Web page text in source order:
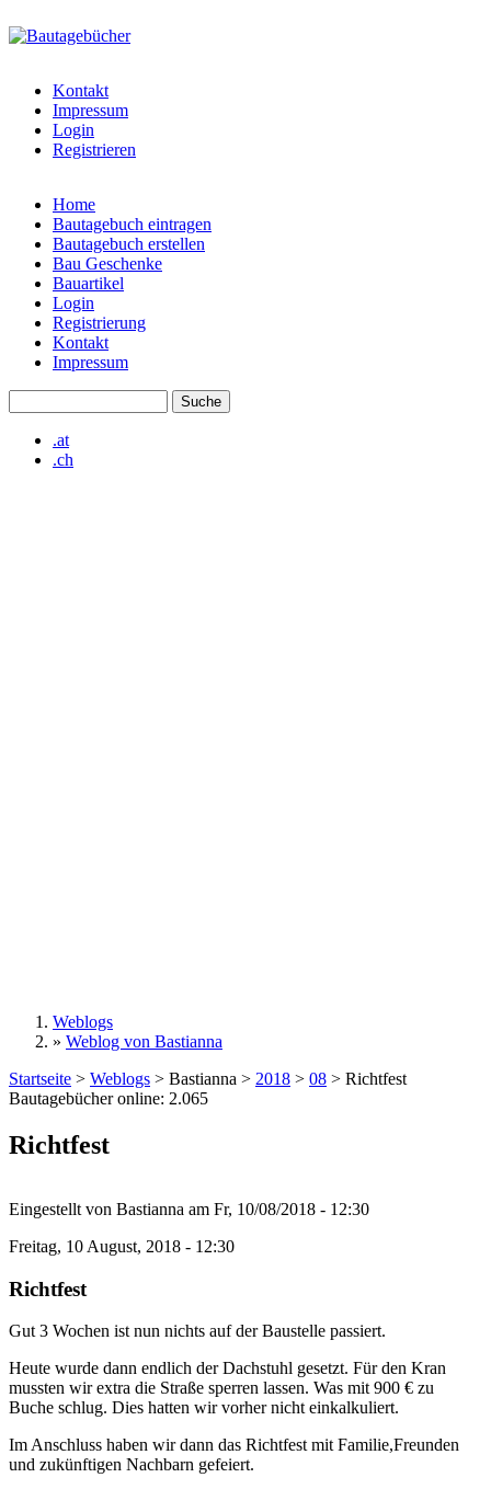
bautagebuch-
liste.de
Kontakt
Impressum
Login
Registrieren
Hauptmenü
Home
Bautagebuch eintragen
Bautagebuch erstellen
Bau Geschenke
Bauartikel
Login
Registrierung
Kontakt
Impressum
.at
.ch
Sie sind hier
Weblogs
» Weblog von Bastianna
Startseite > Weblogs > Bastianna > 2018 > 08 > Richtfest
Bautagebücher online: 2.065
Richtfest
Eingestellt von Bastianna am Fr, 10/08/2018 - 12:30
Freitag, 10 August, 2018 - 12:30
Richtfest
Gut 3 Wochen ist nun nichts auf der Baustelle passiert.
Heute wurde dann endlich der Dachstuhl gesetzt. Für den Kran
mussten wir extra die Straße sperren lassen. Was mit 900 € zu
Buche schlug. Dies hatten wir vorher nicht einkalkuliert.
Im Anschluss haben wir dann das Richtfest mit Familie,Freunden
und zukünftigen Nachbarn gefeiert.